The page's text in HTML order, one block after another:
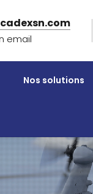
email
Nos solutions